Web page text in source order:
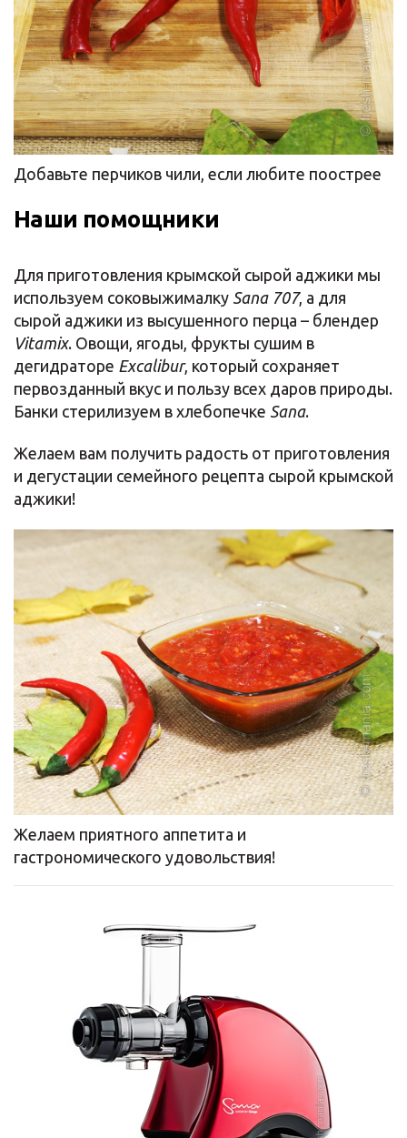
Добавьте перчиков чили, если любите поострее
Наши помощники
Для приготовления крымской сырой аджики мы
используем соковыжималку Sana 707, а для
сырой аджики из высушенного перца – блендер
Vitamix. Овощи, ягоды, фрукты сушим в
дегидраторе Excalibur, который сохраняет
первозданный вкус и пользу всех даров природы.
Банки стерилизуем в хлебопечке Sana.
Желаем вам получить радость от приготовления
и дегустации семейного рецепта сырой крымской
аджики!
Желаем приятного аппетита и
гастрономического удовольствия!